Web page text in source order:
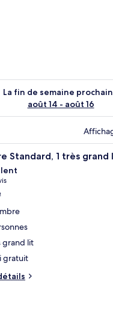
août 7 - août 9
La fin de semaine
août 14 - août 16
la disponibilité pour la
de chevet avec une
:
Une
Standard, 1 très
grand lit
gratuit